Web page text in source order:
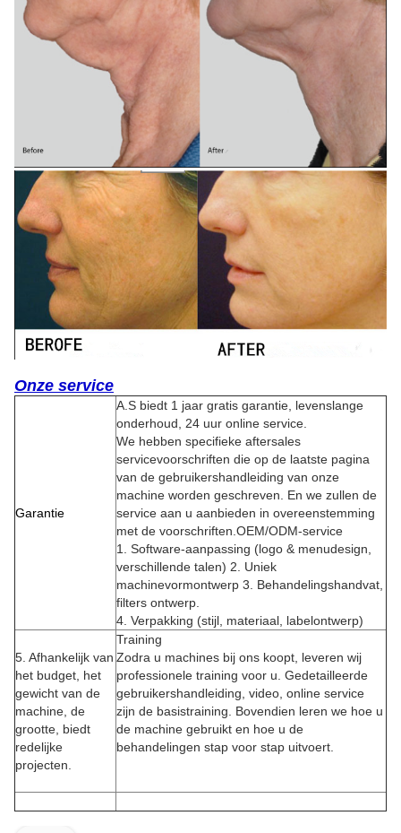
Onze service
Garantie
A.S biedt 1 jaar gratis garantie, levenslange
onderhoud, 24 uur online service.
We hebben specifieke aftersales
servicevoorschriften die op de laatste pagina
van de gebruikershandleiding van onze
machine worden geschreven. En we zullen de
service aan u aanbieden in overeenstemming
met de voorschriften. OEM/ODM-service
1. Software-aanpassing (logo & menudesign,
verschillende talen) 2. Uniek
machinevormontwerp 3. Behandelingshandvat,
filters ontwerp.
4. Verpakking (stijl, materiaal, labelontwerp)
5. Afhankelijk van
het budget, het
gewicht van de
machine, de
grootte, biedt
redelijke
projecten.
Training
Zodra u machines bij ons koopt, leveren wij
professionele training voor u. Gedetailleerde
gebruikershandleiding, video, online service
zijn de basistraining. Bovendien leren we hoe u
de machine gebruikt en hoe u de
behandelingen stap voor stap uitvoert.